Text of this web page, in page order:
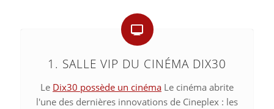
1. SALLE VIP DU CINÉMA DIX30
Le Dix30 possède un cinémaLe cinéma abrite
l'une des dernières innovations de Cineplex : les